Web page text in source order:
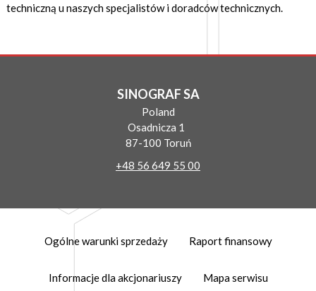
techniczną u naszych specjalistów i doradców technicznych.
SINOGRAF SA
Poland
Osadnicza 1
87-100 Toruń
+48 56 649 55 00
Ogólne warunki sprzedaży Raport finansowy
Informacje dla akcjonariuszy Mapa serwisu